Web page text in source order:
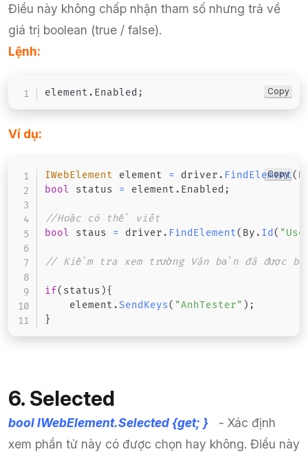
Điều này không chấp nhận tham số nhưng trả về
giá trị boolean (true / false).
Lệnh:
element . Enabled ; Copy
Ví dụ:
IWebElement element = driver . FindElement(
bool
status = element . Enabled ;
//Hoặc có thể viết
bool
staus = driver . FindElement( By . Id (
// Kiểm tra xem trường Văn bản đã được
if( status ){
    element
.SendKeys( "AnhTester" ) ;
}
Copy
6. Selected
bool IWebElement.Selected {get; } - Xác định
xem phần tử này có được chọn hay không. Điều này